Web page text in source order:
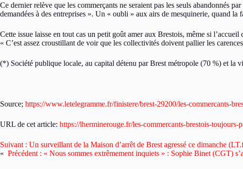
Ce dernier relève que les commerçants ne seraient pas les seuls abandonnés
demandées à des entreprises ». Un « oubli » aux airs de mesquinerie, quand
Cette issue laisse en tout cas un petit goût amer aux Brestois, même si
« C’est assez croustillant de voir que les collectivités doivent pallier les
(*) Société publique locale, au capital détenu par Brest métropole (70 %) et la
Source; https://www.letelegramme.fr/finistere/brest-29200/les-commercants-
URL de cet article: https://lherminerouge.fr/les-commercants-brestois-
Suivant : Un surveillant de la Maison d’arrêt de Brest agressé ce dimanche
« Précédent : « Nous sommes extrêmement inquiets » : Sophie Binet (CGT)